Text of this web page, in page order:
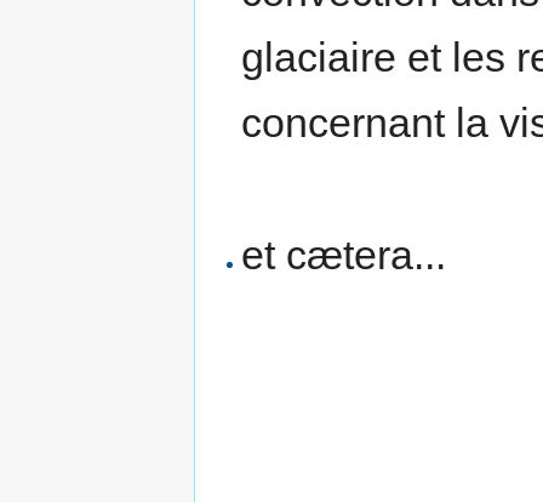
glaciaire et les
concernant la
et cætera...